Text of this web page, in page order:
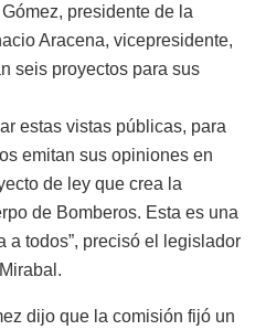
presidente de la
Aracena, vicepresidente,
seis proyectos para sus
estas vistas públicas, para
emitan sus opiniones en
de ley que crea la
de Bomberos. Esta es una
a todos”, precisó el legislador
dijo que la comisión fijó un